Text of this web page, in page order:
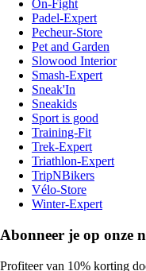
On-Fight
Padel-Expert
Pecheur-Store
Pet and Garden
Slowood Interior
Smash-Expert
Sneak'In
Sneakids
Sport is good
Training-Fit
Trek-Expert
Triathlon-Expert
TripNBikers
Vélo-Store
Winter-Expert
Abonneer je op onze
Profiteer van 10% korting